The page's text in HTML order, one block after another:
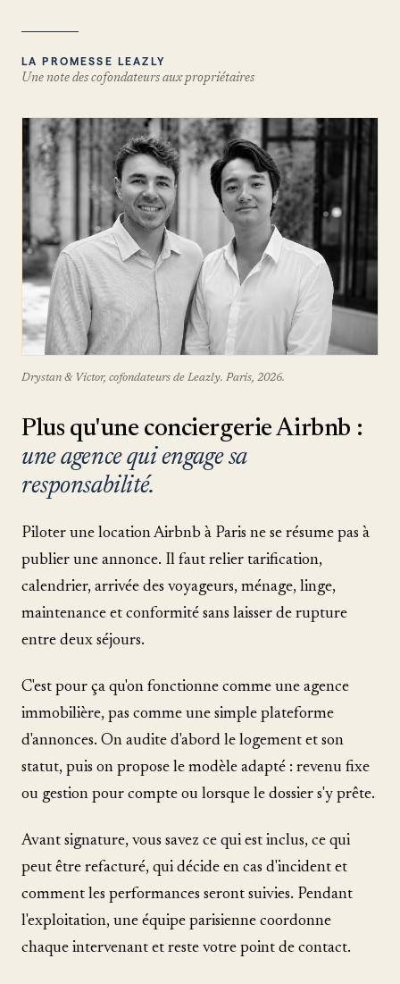
LA PROMESSE LEAZLY
Une note des cofondateurs aux propriétaires
Drystan & Victor, cofondateurs de Leazly. Paris, 2026.
Plus qu'une conciergerie Airbnb :
une agence qui engage sa
responsabilité.
Piloter une location Airbnb à Paris ne se résume pas à
publier une annonce. Il faut relier tarification,
calendrier, arrivée des voyageurs, ménage, linge,
maintenance et conformité sans laisser de rupture
entre deux séjours.
C'est pour ça qu'on fonctionne comme une agence
immobilière, pas comme une simple plateforme
d'annonces. On audite d'abord le logement et son
statut, puis on propose le modèle adapté : revenu fixe
ou gestion pour compte ou lorsque le dossier s'y prête.
Avant signature, vous savez ce qui est inclus, ce qui
peut être refacturé, qui décide en cas d'incident et
comment les performances seront suivies. Pendant
l'exploitation, une équipe parisienne coordonne
chaque intervenant et reste votre point de contact.